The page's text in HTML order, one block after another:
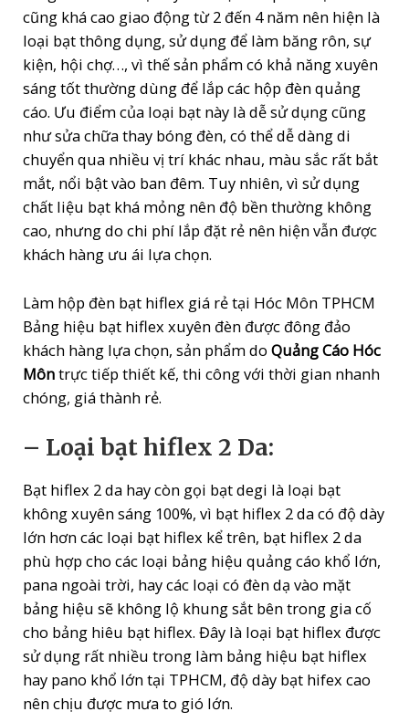
cũng khá cao giao động từ 2 đến 4 năm nên hiện là
loại bạt thông dụng, sử dụng để làm băng rôn, sự
kiện, hội chợ…, vì thế sản phẩm có khả năng xuyên
sáng tốt thường dùng để lắp các hộp đèn quảng
cáo. Ưu điểm của loại bạt này là dễ sử dụng cũng
như sửa chữa thay bóng đèn, có thể dễ dàng di
chuyển qua nhiều vị trí khác nhau, màu sắc rất bắt
mắt, nổi bật vào ban đêm. Tuy nhiên, vì sử dụng
chất liệu bạt khá mỏng nên độ bền thường không
cao, nhưng do chi phí lắp đặt rẻ nên hiện vẫn được
khách hàng ưu ái lựa chọn.
Làm hộp đèn bạt hiflex giá rẻ tại Hóc Môn TPHCM
Bảng hiệu bạt hiflex xuyên đèn được đông đảo
khách hàng lựa chọn, sản phẩm do Quảng Cáo Hóc
Môntrực tiếp thiết kế, thi công với thời gian nhanh
chóng, giá thành rẻ.
– Loại bạt hiflex 2 Da:
Bạt hiflex 2 da hay còn gọi bạt degi là loại bạt
không xuyên sáng 100%, vì bạt hiflex 2 da có độ dày
lớn hơn các loại bạt hiflex kể trên, bạt hiflex 2 da
phù hợp cho các loại bảng hiệu quảng cáo khổ lớn,
pana ngoài trời, hay các loại có đèn dạ vào mặt
bảng hiệu sẽ không lộ khung sắt bên trong gia cố
cho bảng hiêu bạt hiflex. Đây là loại bạt hiflex được
sử dụng rất nhiều trong làm bảng hiệu bạt hiflex
hay pano khổ lớn tại TPHCM, độ dày bạt hifex cao
nên chịu được mưa to gió lớn.